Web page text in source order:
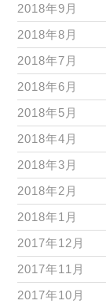
2018年9月
2018年8月
2018年7月
2018年6月
2018年5月
2018年4月
2018年3月
2018年2月
2018年1月
2017年12月
2017年11月
2017年10月